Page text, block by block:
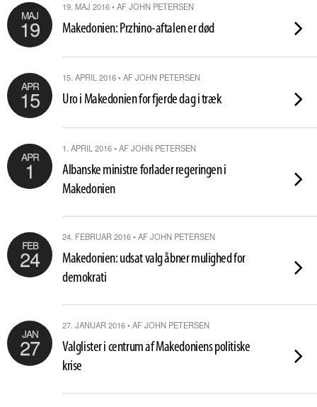
MAJ
19
19. MAJ 2016 • AF JOHN PETERSEN
Makedonien: Przhino-aftalen er død
APR
15
15. APRIL 2016 • AF JOHN PETERSEN
Uro i Makedonien for fjerde dag i træk
APR
1
1. APRIL 2016 • AF JOHN PETERSEN
Albanske ministre forlader regeringen i
Makedonien
FEB
24
24. FEBRUAR 2016 • AF JOHN PETERSEN
Makedonien: udsat valg åbner mulighed for
demokrati
JAN
27
27. JANUAR 2016 • AF JOHN PETERSEN
Valglister i centrum af Makedoniens politiske
krise